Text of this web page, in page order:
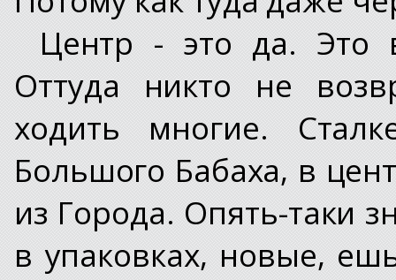
Центр - это да. Это
Оттуда никто не
ходить многие.
Большого Бабаха, в
из Города. Опять-таки
в упаковках, новые,